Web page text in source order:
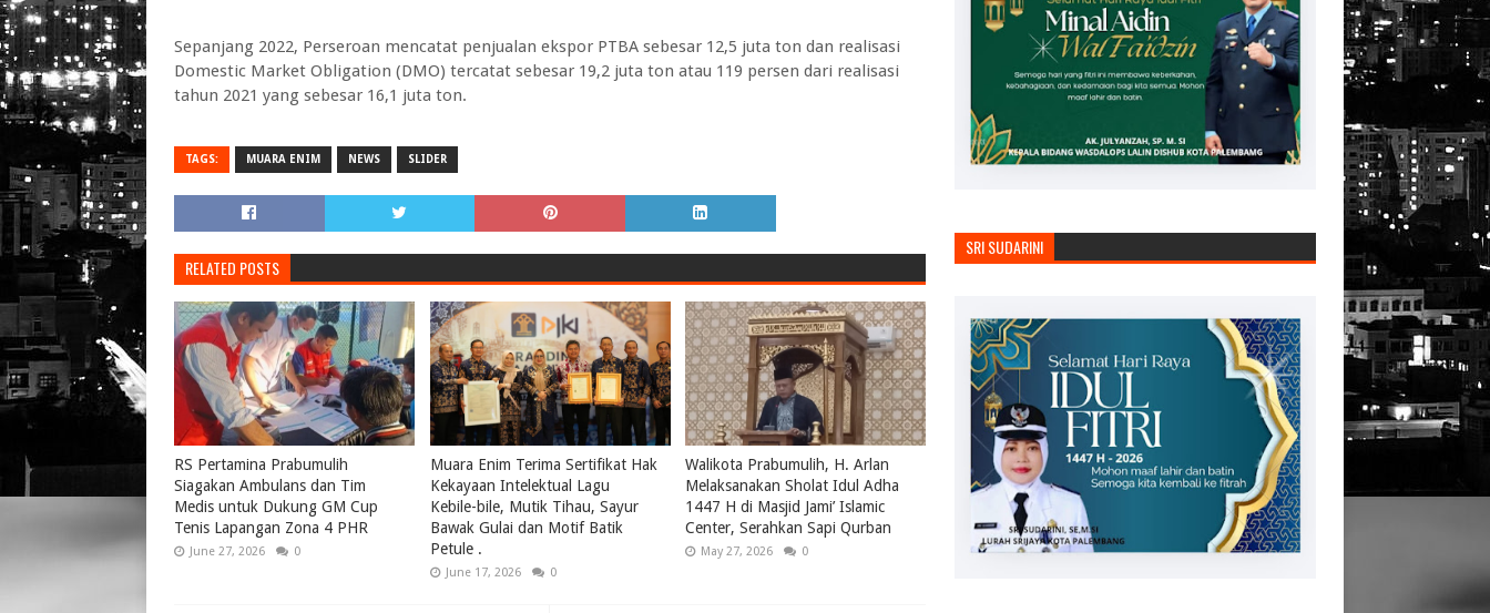
Sepanjang 2022, Perseroan mencatat penjualan ekspor PTBA sebesar 12,5 juta ton dan realisasi
Domestic Market Obligation (DMO) tercatat sebesar 19,2 juta ton atau 119 persen dari realisasi
tahun 2021 yang sebesar 16,1 juta ton.
TAGS: MUARA ENIM NEWS SLIDER
RELATED POSTS
RS Pertamina Prabumulih
Siagakan Ambulans dan Tim
Medis untuk Dukung GM Cup
Tenis Lapangan Zona 4 PHR
June 27, 2026 0
Muara Enim Terima Sertifikat Hak
Kekayaan Intelektual Lagu
Kebile-bile, Mutik Tihau, Sayur
Bawak Gulai dan Motif Batik
Petule .
June 17, 2026 0
Walikota Prabumulih, H. Arlan
Melaksanakan Sholat Idul Adha
1447 H di Masjid Jami’ Islamic
Center, Serahkan Sapi Qurban
May 27, 2026 0
SRI SUDARINI